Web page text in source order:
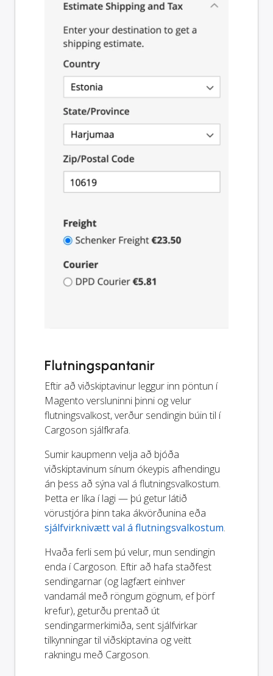
Flutningspantanir
Eftir að viðskiptavinur leggur inn pöntun í
Magento versluninni þinni og velur
flutningsvalkost, verður sendingin búin til í
Cargoson sjálfkrafa.
Sumir kaupmenn velja að bjóða
viðskiptavinum sínum ókeypis afhendingu
án þess að sýna val á flutningsvalkostum.
Þetta er líka í lagi — þú getur látið
vörustjóra þinn taka ákvörðunina eða
sjálfvirknivætt val á flutningsvalkostum.
Hvaða ferli sem þú velur, mun sendingin
enda í Cargoson. Eftir að hafa staðfest
sendingarnar (og lagfært einhver
vandamál með röngum gögnum, ef þörf
krefur), geturðu prentað út
sendingarmerkimiða, sent sjálfvirkar
tilkynningar til viðskiptavina og veitt
rakningu með Cargoson.